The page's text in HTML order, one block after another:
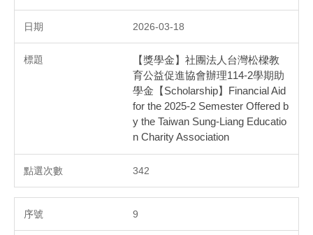
2026-03-18
【獎學金】社團法人台灣松樑教
育公益促進協會辦理114-2學期助
學金【Scholarship】Financial Aid
for the 2025-2 Semester Offered b
y the Taiwan Sung-Liang Educatio
n Charity Association
342
9